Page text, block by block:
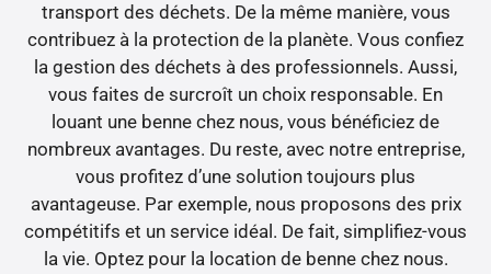
transport des déchets. De la même manière, vous
contribuez à la protection de la planète. Vous confiez
la gestion des déchets à des professionnels. Aussi,
vous faites de surcroît un choix responsable. En
louant une benne chez nous, vous bénéficiez de
nombreux avantages. Du reste, avec notre entreprise,
vous profitez d’une solution toujours plus
avantageuse. Par exemple, nous proposons des prix
compétitifs et un service idéal. De fait, simplifiez-vous
la vie. Optez pour la location de benne chez nous.